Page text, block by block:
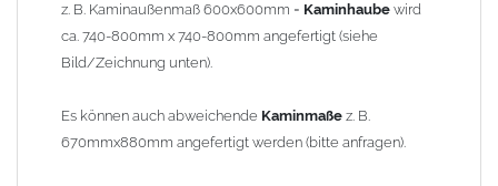
Befestigung/Stützen
Kaminhaubewird inkl. EdelstahlBefestigungsmaterial
geliefert. Die Standardflachstützen sind aus
beträgt ca. 25cm bis 30cm. DieKaminhaubekann mit längeren
Stützen bis Höhe 450mm geliefert werden (Aufpreis 42,89 EUR).
z. B. Kaminaußenmaß 600x600mm = Kaminhaube wird
ca. 740-800mm x 740-800mm angefertigt (siehe
Bild/Zeichnung unten).
Es können auch abweichende Kaminmaße z. B.
670mmx880mm angefertigt werden (bitte anfragen).